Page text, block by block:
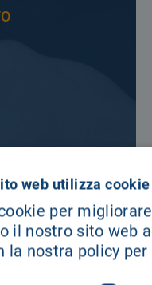
SU
web utilizza cookie
per
il nostro sito web
la nostra policy per